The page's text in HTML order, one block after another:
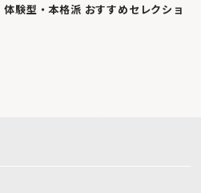
体験型・本格派 おすすめセレクショ